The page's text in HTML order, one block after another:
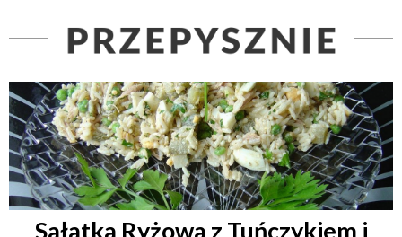
Sałatka Ryżowa z Tuńczykiem i